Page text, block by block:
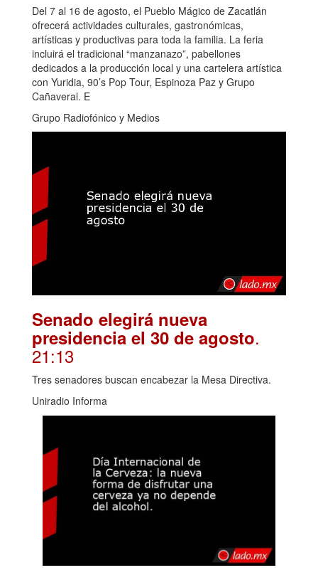
Del 7 al 16 de agosto, el Pueblo Mágico de Zacatlán
ofrecerá actividades culturales, gastronómicas,
artísticas y productivas para toda la familia. La feria
incluirá el tradicional “manzanazo”, pabellones
dedicados a la producción local y una cartelera artística
con Yuridia, 90’s Pop Tour, Espinoza Paz y Grupo
Cañaveral. E
Grupo Radiofónico y Medios
Senado elegirá nueva
presidencia el 30 de agosto.
21:13
Tres senadores buscan encabezar la Mesa Directiva.
Uniradio Informa